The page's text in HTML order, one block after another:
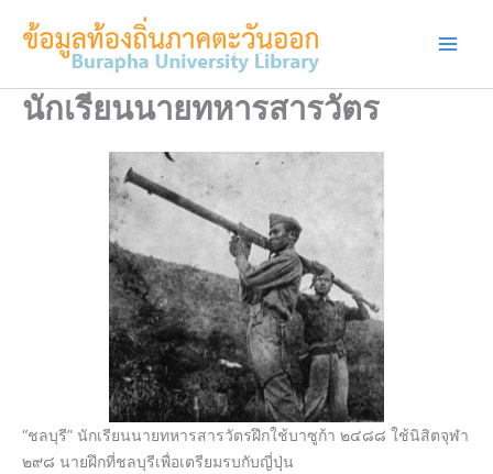
นักเรียนนายทหารสารวัตร
“ชลบุรี” นักเรียนนายทหารสารวัตรฝึกใช้บาซูก้า ๒๔๘๘ ใช้นิสิตจุฬา
๒๙๘ นายฝึกที่ชลบุรีเพื่อเตรียมรบกับญี่ปุ่น